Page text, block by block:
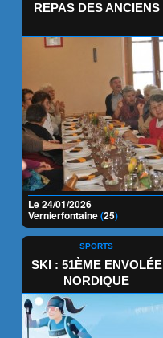
REPAS DES ANCIENS
Le 24/01/2026
Vernierfontaine(25)
SPORTS
SKI : 51ÈME ENVOLÉE
NORDIQUE